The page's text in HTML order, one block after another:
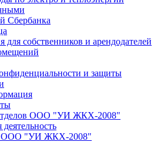
Сбербанка
собственников и арендодателей
и защиты
ООО "УИ ЖКХ-2008"
ООО "УИ ЖКХ-2008"